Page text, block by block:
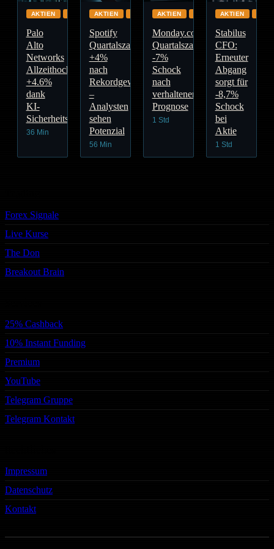
AKTIEN
Palo
Alto
Networks
Allzeithoch:
+4.6%
dank
KI-
Sicherheitsnachfrage
36 Min
AKTIEN GLOBAL
Spotify
Quartalszahlen:
+4%
nach
Rekordgewinn
–
Analysten
sehen
Potenzial
56 Min
AKTIEN GLOBAL
Monday.com
Quartalszahlen:
-7%
Schock
nach
verhaltener
Prognose
1 Std
AKTIEN
Stabilus
CFO:
Erneuter
Abgang
sorgt für
-8,7%
Schock
bei
Aktie
1 Std
Forex Signale
Live Kurse
The Don
Breakout Brain
25% Cashback
10% Instant Funding
Premium
YouTube
Telegram Gruppe
Telegram Kontakt
Impressum
Datenschutz
Kontakt